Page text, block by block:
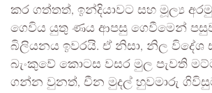
කර ගත්තත්, ඉන්දියාවට සහ මූල්‍ය
ගෙවිය යුතු ණය ආපසු ගෙවීමෙන්
බිලියනය ඉවරයි. ඒ නිසා, නිල විදේශ
බැංකුවේ කොටස වසර මුල පැවති
ගන්න වුනත්, චීන මුදල් හුවමාරු